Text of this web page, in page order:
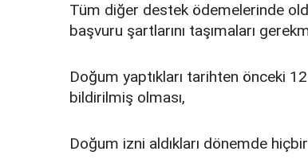
Tüm diğer destek ödemelerinde
başvuru şartlarını taşımaları
Doğum yaptıkları tarihten önceki
bildirilmiş olması,
Doğum izni aldıkları dönemde